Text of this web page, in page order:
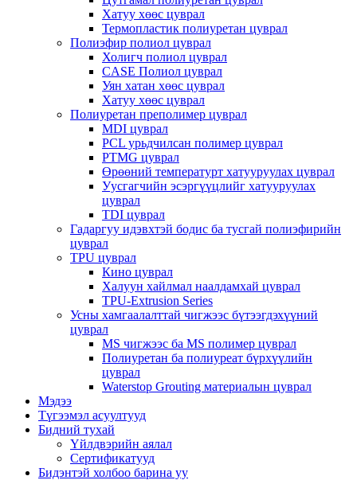
Хатуу хөөс цуврал
Термопластик полиуретан цуврал
Полиэфир полиол цуврал
Холигч полиол цуврал
CASE Полиол цуврал
Уян хатан хөөс цуврал
Хатуу хөөс цуврал
Полиуретан преполимер цуврал
MDI цуврал
PCL урьдчилсан полимер цуврал
PTMG цуврал
Өрөөний температурт хатууруулах цуврал
Уусгагчийн эсэргүүцлийг хатууруулах
цуврал
TDI цуврал
Гадаргуу идэвхтэй бодис ба тусгай полиэфирийн
цуврал
TPU цуврал
Кино цуврал
Халуун хайлмал наалдамхай цуврал
TPU-Extrusion Series
Усны хамгаалалттай чигжээс бүтээгдэхүүний
цуврал
MS чигжээс ба MS полимер цуврал
Полиуретан ба полиуреат бүрхүүлийн
цуврал
Waterstop Grouting материалын цуврал
Мэдээ
Түгээмэл асуултууд
Бидний тухай
Үйлдвэрийн аялал
Сертификатууд
Бидэнтэй холбоо барина уу